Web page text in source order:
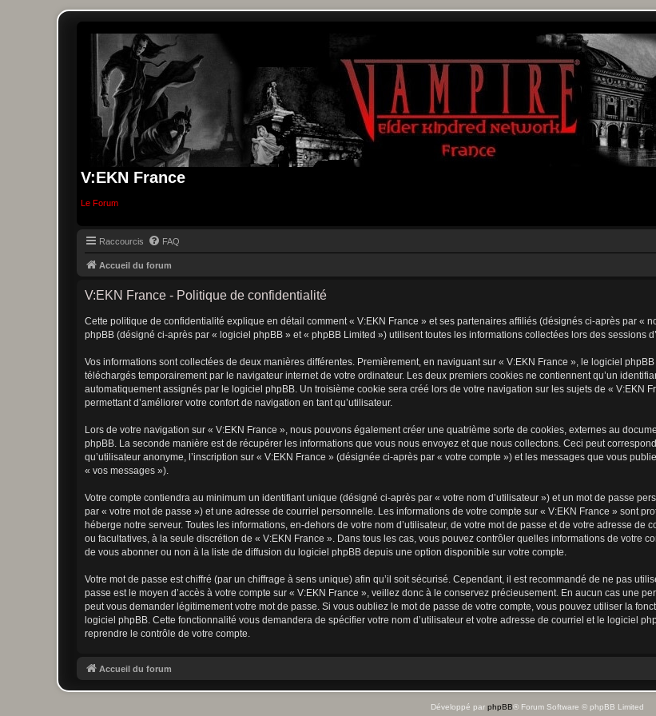
V:EKN France
Le Forum
Raccourcis FAQ
Accueil du forum
V:EKN France - Politique de confidentialité
Cette politique de confidentialité explique en détail comment « V:EKN France » et ses partenaires affiliés (désignés ci-après par «
phpBB (désigné ci-après par « logiciel phpBB » et « phpBB Limited ») utilisent toutes les informations collectées lors des sessions
Vos informations sont collectées de deux manières différentes. Premièrement, en naviguant sur « V:EKN France », le logiciel
téléchargés temporairement par le navigateur internet de votre ordinateur. Les deux premiers cookies ne contiennent qu’un
automatiquement assignés par le logiciel phpBB. Un troisième cookie sera créé lors de votre navigation sur les sujets de « V:EKN
permettant d’améliorer votre confort de navigation en tant qu’utilisateur.
Lors de votre navigation sur « V:EKN France », nous pouvons également créer une quatrième sorte de cookies, externes au
phpBB. La seconde manière est de récupérer les informations que vous nous envoyez et que nous collectons. Ceci peut
qu’utilisateur anonyme, l’inscription sur « V:EKN France » (désignée ci-après par « votre compte ») et les messages que vous
« vos messages »).
Votre compte contiendra au minimum un identifiant unique (désigné ci-après par « votre nom d’utilisateur ») et un mot de passe
par « votre mot de passe ») et une adresse de courriel personnelle. Les informations de votre compte sur « V:EKN France » sont
héberge notre serveur. Toutes les informations, en-dehors de votre nom d’utilisateur, de votre mot de passe et de votre adresse
ou facultatives, à la seule discrétion de « V:EKN France ». Dans tous les cas, vous pouvez contrôler quelles informations de votre
de vous abonner ou non à la liste de diffusion du logiciel phpBB depuis une option disponible sur votre compte.
Votre mot de passe est chiffré (par un chiffrage à sens unique) afin qu’il soit sécurisé. Cependant, il est recommandé de ne pas
passe est le moyen d’accès à votre compte sur « V:EKN France », veillez donc à le conservez précieusement. En aucun cas une
peut vous demander légitimement votre mot de passe. Si vous oubliez le mot de passe de votre compte, vous pouvez utiliser la
logiciel phpBB. Cette fonctionnalité vous demandera de spécifier votre nom d’utilisateur et votre adresse de courriel et le logiciel
reprendre le contrôle de votre compte.
Accueil du forum
Développé par phpBB® Forum Software © phpBB Limited